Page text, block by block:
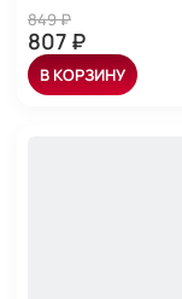
849 ₽
807 ₽
В КОРЗИНУ